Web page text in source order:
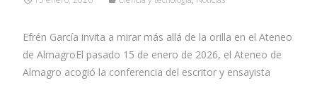
Efrén García invita a mirar más allá de la orilla en el Ateneo
de AlmagroEl pasado 15 de enero de 2026, el Ateneo de
Almagro acogió la conferencia del escritor y ensayista